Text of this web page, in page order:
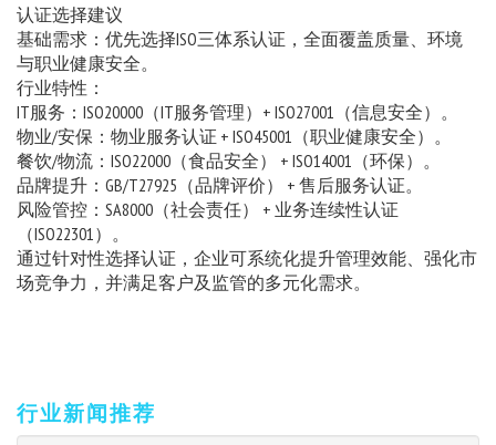
认证选择建议
基础需求：优先选择ISO三体系认证，全面覆盖质量、环境
与职业健康安全。
行业特性：
IT服务：ISO20000（IT服务管理）+ ISO27001（信息安全）。
物业/安保：物业服务认证 + ISO45001（职业健康安全）。
餐饮/物流：ISO22000（食品安全） + ISO14001（环保）。
品牌提升：GB/T27925（品牌评价） + 售后服务认证。
风险管控：SA8000（社会责任） + 业务连续性认证
（ISO22301）。
通过针对性选择认证，企业可系统化提升管理效能、强化市
场竞争力，并满足客户及监管的多元化需求。
行业新闻推荐